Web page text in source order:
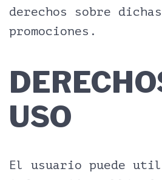
derechos sobre
promociones.
USO
El usuario puede